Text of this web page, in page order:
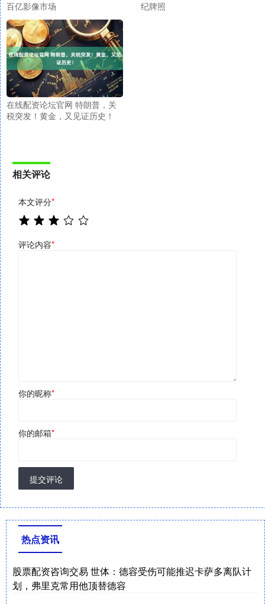
百亿影像市场
纪牌照
在线配资论坛官网 特朗普，关
税突发！黄金，又见证历史！
相关评论
本文评分*
评论内容*
你的昵称*
你的邮箱*
提交评论
热点资讯
股票配资咨询交易 世体：德容受伤可能推迟卡萨多离队计
划，弗里克常用他顶替德容